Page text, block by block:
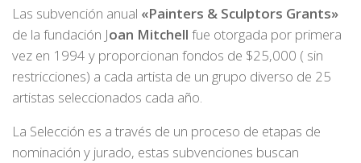
Las subvención anual «Painters & Sculptors Grants»
de la fundación Joan Mitchell fue otorgada por primera
vez en 1994 y proporcionan fondos de $25,000 ( sin
restricciones) a cada artista de un grupo diverso de 25
artistas seleccionados cada año.
La Selección es a través de un proceso de etapas de
nominación y jurado, estas subvenciones buscan